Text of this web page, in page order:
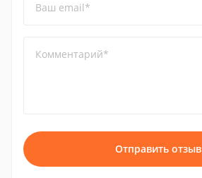
Ваш email*
Комментарий*
Отправить отзыв